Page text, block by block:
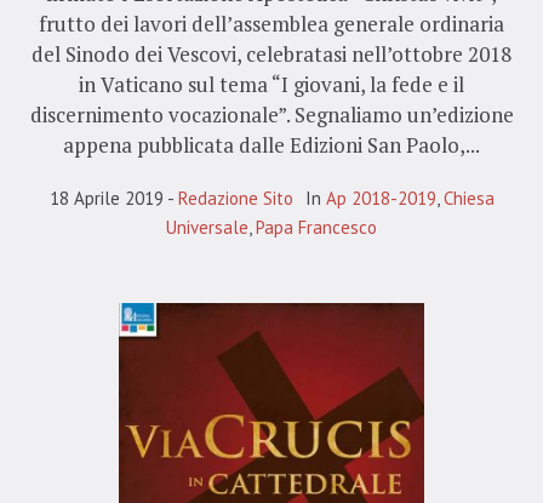
frutto dei lavori dell’assemblea generale ordinaria
del Sinodo dei Vescovi, celebratasi nell’ottobre 2018
in Vaticano sul tema “I giovani, la fede e il
discernimento vocazionale”. Segnaliamo un’edizione
appena pubblicata dalle Edizioni San Paolo,...
18 Aprile 2019 Redazione Sito In Ap 2018-2019,Chiesa
Universale,Papa Francesco